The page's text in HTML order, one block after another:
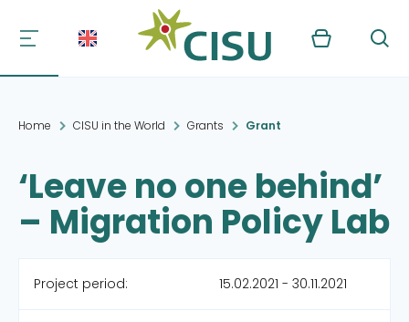
Kurv Søg
Home CISU in the World Grants Grant
‘Leave no one behind’
– Migration Policy Lab
Project period: 15.02.2021 - 30.11.2021